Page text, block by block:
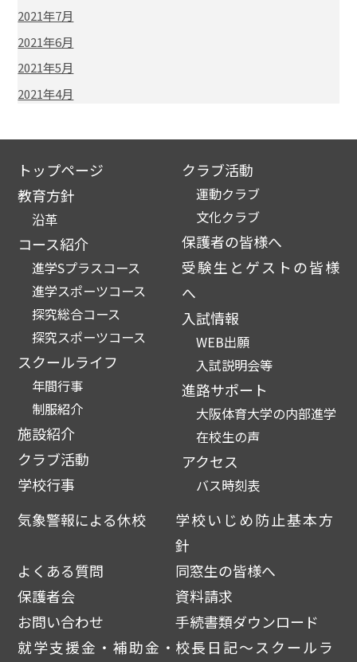
2021年7月
2021年6月
2021年5月
2021年4月
トップページ
教育方針
沿革
コース紹介
進学Sプラスコース
進学スポーツコース
探究総合コース
探究スポーツコース
スクールライフ
年間行事
制服紹介
施設紹介
クラブ活動
学校行事
クラブ活動
運動クラブ
文化クラブ
保護者の皆様へ
受験生とゲストの皆様
へ
入試情報
WEB出願
入試説明会等
進路サポート
大阪体育大学の内部進学
在校生の声
アクセス
バス時刻表
気象警報による休校
学校いじめ防止基本方
針
よくある質問
同窓生の皆様へ
保護者会
資料請求
お問い合わせ
手続書類ダウンロード
就学支援金・補助金・ 校長日記～スクールラ